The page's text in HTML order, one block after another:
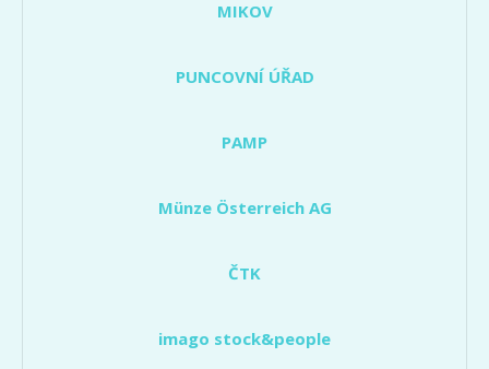
MIKOV
PUNCOVNÍ ÚŘAD
PAMP
Münze Österreich AG
ČTK
imago stock&people